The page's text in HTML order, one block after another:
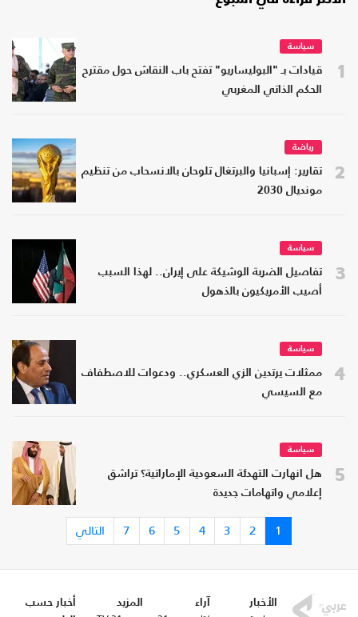
1
سياسة
قيادات بـ "البوليساريو" تفتح باب النقاش حول مقترح
الحكم الذاتي المغربي
2
رياضة
تقارير: إسبانيا والبرتغال تلوحان بالانسحاب من تنظيم
مونديال 2030
3
سياسة
تفاصيل الضربة الوشيكة على إيران.. لهذا السبب
أصيب الأمريكيون بالذهول
4
سياسة
ممثلات يرتدين الزي العسكري.. ودعوات للاصطفاف
مع السيسي
5
سياسة
هل انهارت التهدئة السعودية الإماراتية؟ تراشق
إعلامي واتهامات جديدة
1
2
3
4
5
6
7 التالي
الأخبار آراء المزيد
أخبار حسب